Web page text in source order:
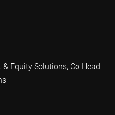
Equity Solutions, Co-Head